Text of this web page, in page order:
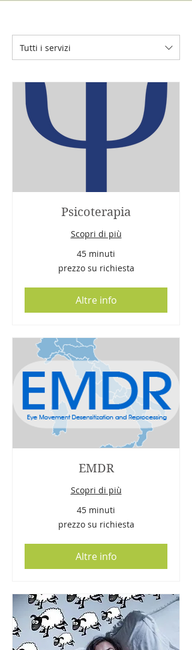
Tutti i servizi
Psicoterapia
Scopri di più
45 minuti
prezzo su richiesta
Altre info
EMDR
Scopri di più
45 minuti
prezzo su richiesta
Altre info